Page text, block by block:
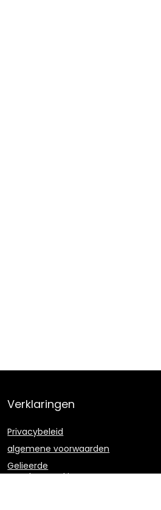
Verklaringen
Privacybeleid
algemene voorwaarden
Gelieerde
openbaarmaking